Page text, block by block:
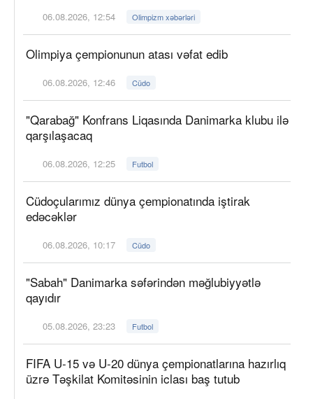
06.08.2026, 12:54 Olimpizm xəbərləri
Olimpiya çempionunun atası vəfat edib
06.08.2026, 12:46 Cüdo
"Qarabağ" Konfrans Liqasında Danimarka klubu ilə
qarşılaşacaq
06.08.2026, 12:25 Futbol
Cüdoçularımız dünya çempionatında iştirak
edəcəklər
06.08.2026, 10:17 Cüdo
"Sabah" Danimarka səfərindən məğlubiyyətlə
qayıdır
05.08.2026, 23:23 Futbol
FIFA U-15 və U-20 dünya çempionatlarına hazırlıq
üzrə Təşkilat Komitəsinin iclası baş tutub